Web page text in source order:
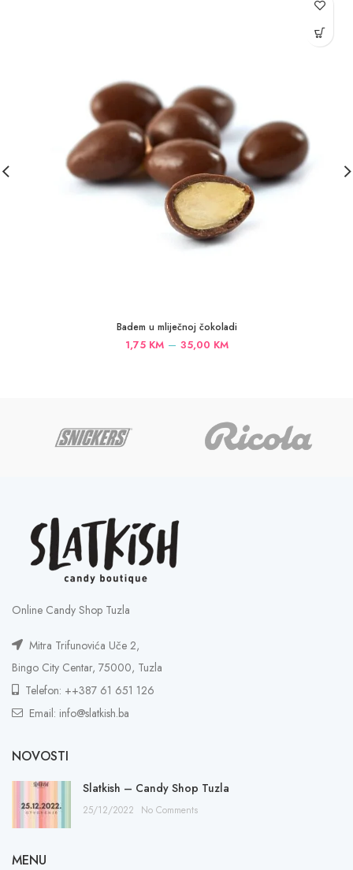
Badem u mliječnoj čokoladi
1,75 KM – 35,00 KMPrice
Online Candy Shop Tuzla
Mitra Trifunovića Uče 2,
Bingo City Centar, 75000, Tuzla
Telefon: ++387 61 651 126
Email: info@slatkish.ba
NOVOSTI
Slatkish – Candy Shop Tuzla
25/12/2022 No Comments
MENU